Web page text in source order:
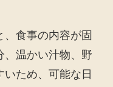
食事の内容が固
、温かい汁物、野
ため、可能な日